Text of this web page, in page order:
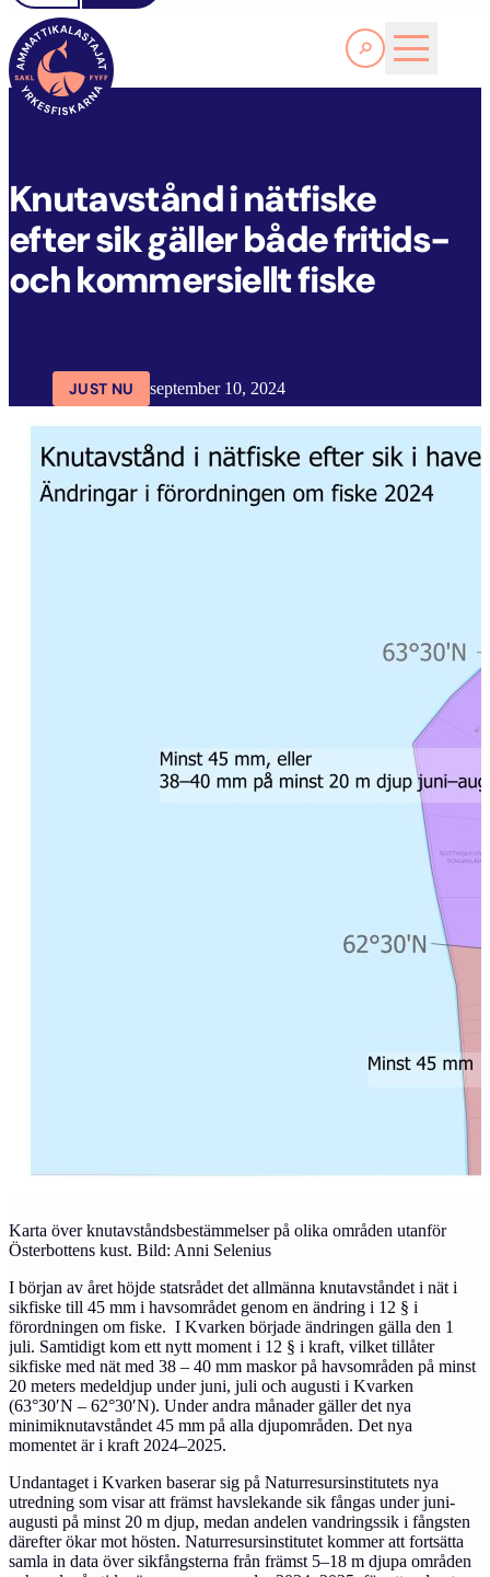
Läs Mer
FYFF
Knutavstånd i nätfiske
efter sik gäller både fritids-
och kommersiellt fiske
JUST NU september 10, 2024
Karta över knutavståndsbestämmelser på olika områden utanför
Österbottens kust. Bild: Anni Selenius
I början av året höjde statsrådet det allmänna knutavståndet i nät i
sikfiske till 45 mm i havsområdet genom en ändring i 12 § i
förordningen om fiske. I Kvarken började ändringen gälla den 1
juli. Samtidigt kom ett nytt moment i 12 § i kraft, vilket tillåter
sikfiske med nät med 38 – 40 mm maskor på havsområden på minst
20 meters medeldjup under juni, juli och augusti i Kvarken
(63°30′N – 62°30′N). Under andra månader gäller det nya
minimiknutavståndet 45 mm på alla djupområden. Det nya
momentet är i kraft 2024–2025.
Undantaget i Kvarken baserar sig på Naturresursinstitutets nya
utredning som visar att främst havslekande sik fångas under juni-
augusti på minst 20 m djup, medan andelen vandringssik i fångsten
därefter ökar mot hösten. Naturresursinstitutet kommer att fortsätta
samla in data över sikfångsterna från främst 5–18 m djupa områden